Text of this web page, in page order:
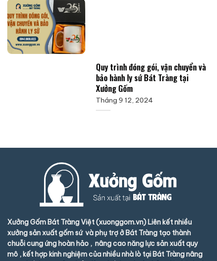
Quy trình đóng gói, vận chuyển và
bảo hành ly sứ Bát Tràng tại
Xưởng Gốm
Tháng 9 12, 2024
Xưởng Gốm Bát Tràng Việt (xuonggom.vn) Liên kết nhiều
xưởng sản xuất gốm sứ và phụ trợ ở Bát Tràng tạo thành
chuỗi cung ứng hoàn hảo , nâng cao năng lực sản xuất quy
mô , kết hợp kinh nghiệm của nhiều nhà lò tại Bát Tràng nâng